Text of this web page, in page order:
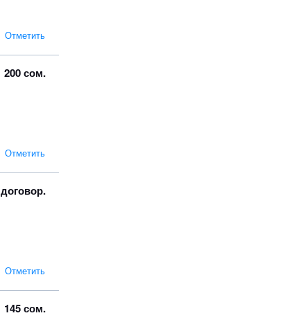
Отметить
200 сом.
Отметить
договор.
Отметить
145 сом.